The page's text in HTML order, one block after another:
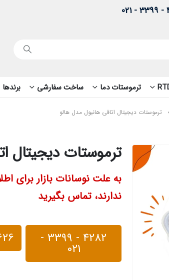
ترموستات دما ساخت سفارشی برندها
ترموستات دیجیتال اتاقی هانیول مدل هالو
ترموستات دیجیتال
به علت نوسانات بازار برای
ندارند، تماس بگیرید
4282 - 3399 -
021
- 0935